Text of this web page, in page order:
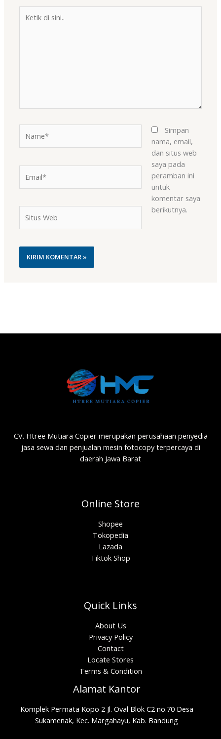
Web
Simpan
nama, email,
dan situs web
saya pada
peramban ini
untuk
komentar saya
berikutnya.
CV. Htree Mutiara Copier merupakan perusahaan penyedia
jasa sewa dan penjualan mesin fotocopy terpercaya di
daerah Jawa Barat
Online Store
Shopee
Tokopedia
Lazada
Tiktok Shop
Quick Links
About Us
Privacy Policy
Contact
Locate Stores
Terms & Condition
Alamat Kantor
Komplek Permata Kopo 2 Jl. Oval Blok C2 no.70 Desa
Sukamenak, Kec. Margahayu, Kab. Bandung